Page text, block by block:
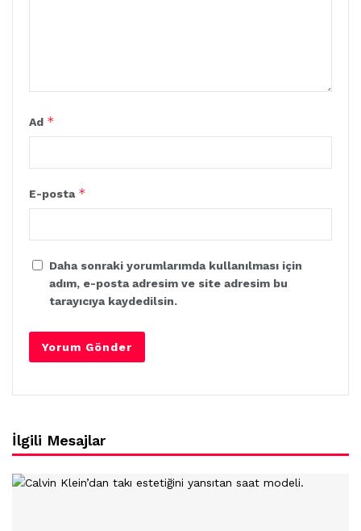
Ad *
E-posta *
Daha sonraki yorumlarımda kullanılması için
adım, e-posta adresim ve site adresim bu
tarayıcıya kaydedilsin.
İlgili Mesajlar